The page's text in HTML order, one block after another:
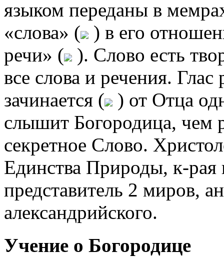
языком переданы в
«слова» (
) в его
речи» (
). Слово есть
все слова и речения. Глас
зачинается (
) от Отца
слышит Богородица, чем
секретное Слово.
Единства Природы, к-рая
представитель 2 миров,
александрийского.
Учение о Богородице